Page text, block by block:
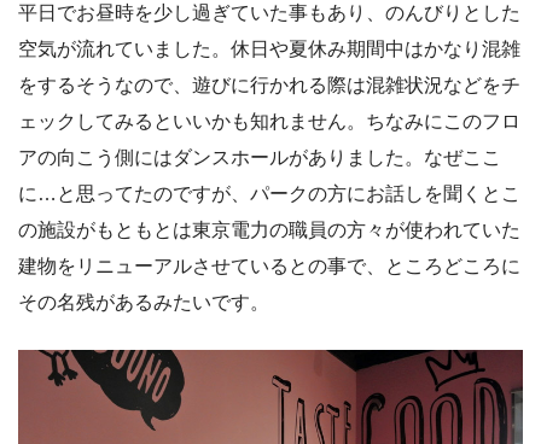
平日でお昼時を少し過ぎていた事もあり、のんびりとした
空気が流れていました。休日や夏休み期間中はかなり混雑
をするそうなので、遊びに行かれる際は混雑状況などをチ
ェックしてみるといいかも知れません。ちなみにこのフロ
アの向こう側にはダンスホールがありました。なぜここ
に…と思ってたのですが、パークの方にお話しを聞くとこ
の施設がもともとは東京電力の職員の方々が使われていた
建物をリニューアルさせているとの事で、ところどころに
その名残があるみたいです。